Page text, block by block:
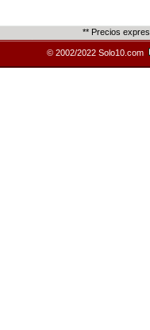
** Precios
© 2002/2022 Solo10.com